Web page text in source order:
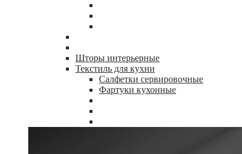
Шторы интерьерные
Текстиль для кухни
Салфетки сервировочные
Фартуки кухонные